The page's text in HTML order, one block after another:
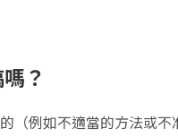
？
（例如不適當的方法或不